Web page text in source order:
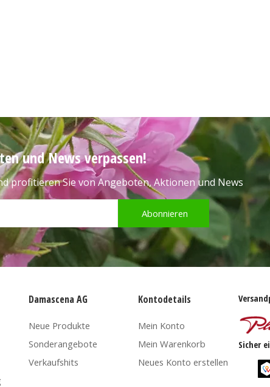
und News verpassen!
profitieren Sie von Angeboten, Aktionen und News
Abonnieren
Damascena AG
Neue Produkte
Sonderangebote
Verkaufshits
Kontodetails
Mein Konto
Mein Warenkorb
Neues Konto erstellen
Sicher